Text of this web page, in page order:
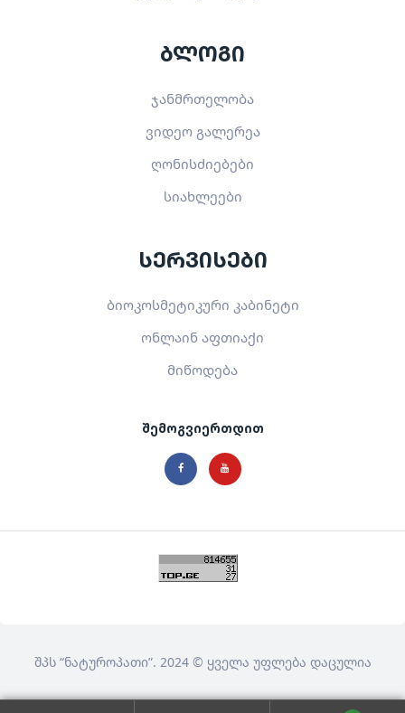
ბლოგი
ჯანმრთელობა
ვიდეო გალერეა
ღონისძიებები
სიახლეები
სერვისები
ბიოკოსმეტიკური კაბინეტი
ონლაინ აფთიაქი
მიწოდება
შემოგვიერთდით
შპს “ნატუროპათი”. 2024 © ყველა უფლება დაცულია